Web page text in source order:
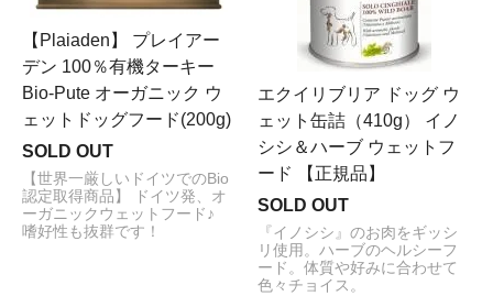
【Plaiaden】 プレイアー
デン 100％有機ターキー
Bio-Pute オーガニック ウ
ェットドッグフード(200g)
SOLD OUT
【世界一厳しいドイツでのBio
認定取得商品】 ドイツ発、オ
ーガニックウェットフード♪
嗜好性も抜群です！
エクイリブリア ドッグ ウ
ェット缶詰（410g） イノ
シシ＆ハーブ ウェットフ
ード 【正規品】
SOLD OUT
『イノシシ』のお肉をギッシ
リ使用。ハーブのヘルシーフ
ード。体質や好みに合わせて
色々チョイス。